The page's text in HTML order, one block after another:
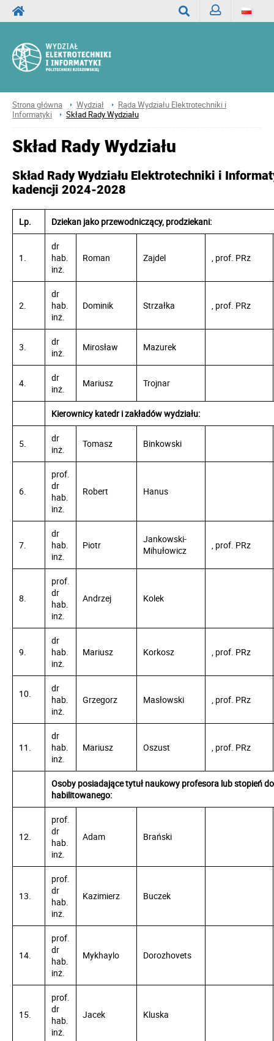
Strona główna Wydział
Rada Wydziału Elektrotechniki i
Informatyki
Skład Rady Wydziału
Skład Rady Wydziału
Skład Rady Wydziału Elektrotechniki i
kadencji 2024-2028
Lp. Dziekan jako przewodniczący, prodziekani:
1.
dr
hab.
inż.
Roman Zajdel , prof. PRz
2.
dr
hab.
inż.
Dominik Strzałka , prof. PRz
3.
dr
inż.
Mirosław Mazurek
4.
dr
inż.
Mariusz Trojnar
Kierownicy katedr i zakładów wydziału:
5.
dr
inż.
Tomasz Binkowski
6.
prof.
dr
hab.
inż.
Robert Hanus
7.
dr
hab.
inż.
Piotr
Jankowski-
Mihułowicz
, prof. PRz
8.
prof.
dr
hab.
inż.
Andrzej Kolek
9.
dr
hab.
inż.
Mariusz Korkosz , prof. PRz
10.
dr
hab.
inż.
Grzegorz Masłowski , prof. PRz
11.
dr
hab.
inż.
Mariusz Oszust , prof. PRz
Osoby posiadające tytuł naukowy profesora lub stopień
habilitowanego:
12.
prof.
dr
hab.
inż.
Adam Brański
13.
prof.
dr
hab.
inż.
Kazimierz Buczek
14.
prof.
dr
hab.
inż.
Mykhaylo Dorozhovets
15.
prof.
dr
hab.
inż.
Jacek Kluska